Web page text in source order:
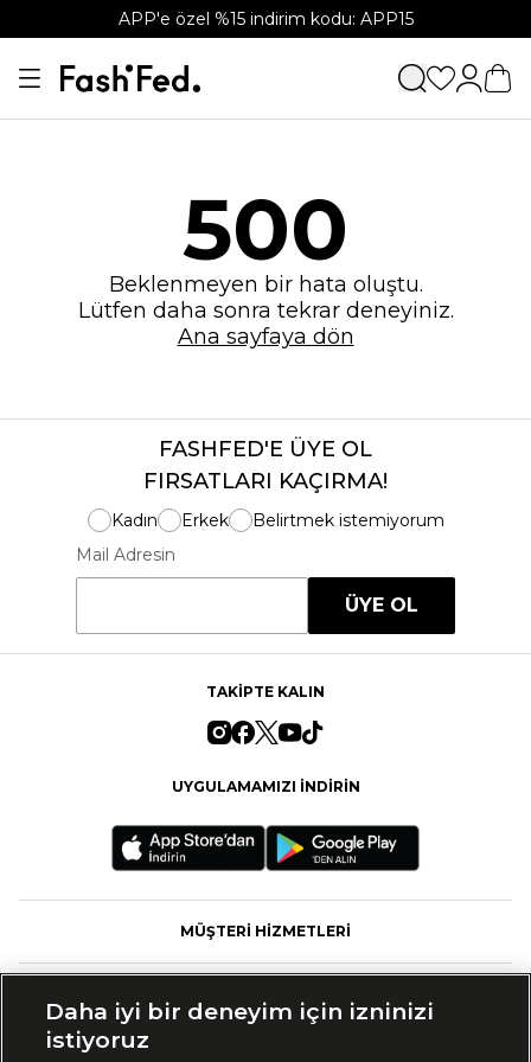
APP'e özel %15 indirim kodu: APP15
500
Beklenmeyen bir hata oluştu.
Lütfen daha sonra tekrar deneyiniz.
Ana sayfaya dön
FASHFED'E ÜYE OL
FIRSATLARI KAÇIRMA!
Kadın Erkek
Belirtmek istemiyorum
Mail Adresin
ÜYE OL
TAKİPTE KALIN
UYGULAMAMIZI İNDİRİN
MÜŞTERİ HİZMETLERİ
Daha iyi bir deneyim için izninizi
istiyoruz